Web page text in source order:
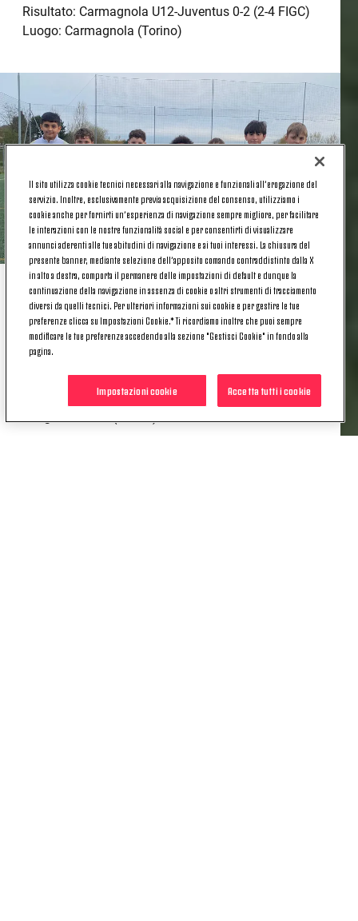
Risultato: Carmagnola U12-Juventus 0-2 (2-4 FIGC)
Luogo: Carmagnola (Torino)
UNDER 10 (CUZZI)
Categoria: U10 - 2016
Evento: Campionato "Pulcini 2° anno" - Girone H
Risultato: Druentina U11-Juventus 0-12 (FIGC 0-4)
Il sito utilizza cookie tecnici necessari alla navigazione e funzionali all’erogazione del
servizio. Inoltre, esclusivamente previa acquisizione del consenso, utilizziamo i
cookie anche per fornirti un’esperienza di navigazione sempre migliore, per facilitare
le interazioni con le nostre funzionalità social e per consentirti di visualizzare
annunci aderenti alle tue abitudini di navigazione e ai tuoi interessi. La chiusura del
presente banner, mediante selezione dell’apposito comando contraddistinto dalla X
in alto a destra, comporta il permanere delle impostazioni di default e dunque la
continuazione della navigazione in assenza di cookie o altri strumenti di tracciamento
diversi da quelli tecnici. Per ulteriori informazioni sui cookie e per gestire le tue
preferenze clicca su Impostazioni Cookie.* Ti ricordiamo inoltre che puoi sempre
modificare le tue preferenze accedendo alla sezione "Gestisci Cookie" in fondo alla
pagina.
Accetta tutti i cookie
Impostazioni cookie